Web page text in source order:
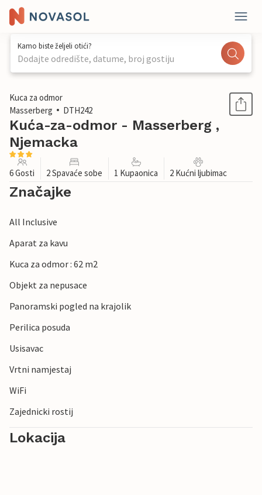
Kamo biste željeli otići?
Dodajte odredište, datume, broj gostiju
1 / 22
Kuca za odmor
Masserberg
DTH242
Kuća-za-odmor - Masserberg ,
Njemacka
6 Gosti 2 Spavaće sobe 1 Kupaonica 2 Kućni ljubimac
Značajke
All Inclusive
Aparat za kavu
Kuca za odmor : 62 m2
Objekt za nepusace
Panoramski pogled na krajolik
Perilica posuda
Usisavac
Vrtni namjestaj
WiFi
Zajednicki rostij
Lokacija